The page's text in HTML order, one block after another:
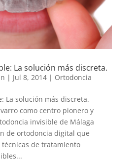
La solución más discreta.
| Jul 8, 2014| Ortodoncia
La solución más discreta.
como centro pionero y
invisible de Málaga
de ortodoncia digital que
de tratamiento